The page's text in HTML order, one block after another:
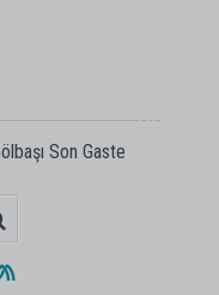
Son Gaste